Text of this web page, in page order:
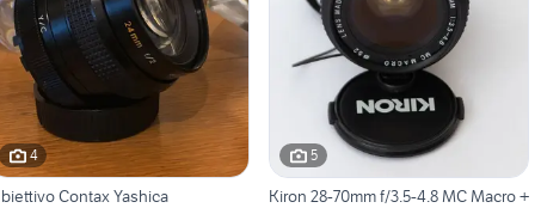
4
Contax Yashica
5
Kiron 28-70mm f/3.5-4.8 MC Macro +